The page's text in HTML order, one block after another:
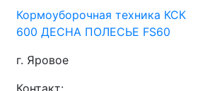
Кормоуборочная техника КСК
600 ДЕСНА ПОЛЕСЬЕ FS60
г. Яровое
Контакт: